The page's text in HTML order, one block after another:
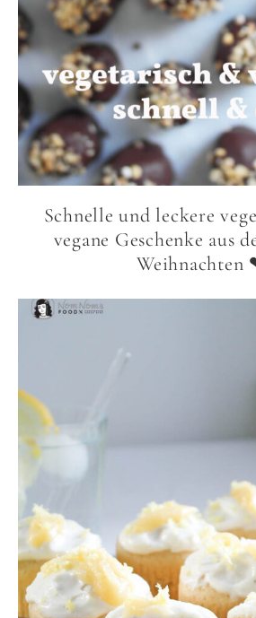
Schnelle und leckere
vegane Geschenke aus
Weihnachten